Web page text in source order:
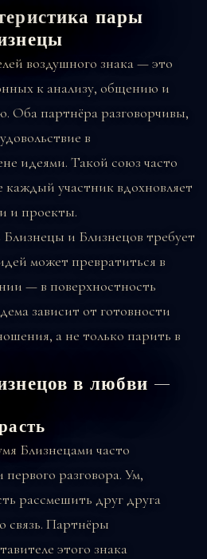
пары
воздушного знака — это
к анализу, общению и
Оба партнёра разговорчивы,
в
идеями. Такой союз часто
каждый участник вдохновляет
и проекты.
и Близнецов требует
может превратиться в
— в поверхностность
зависит от готовности
а не только парить в
в любви —
Близнецами часто
первого разговора. Ум,
рассмешить друг друга
связь. Партнёры
этого знака